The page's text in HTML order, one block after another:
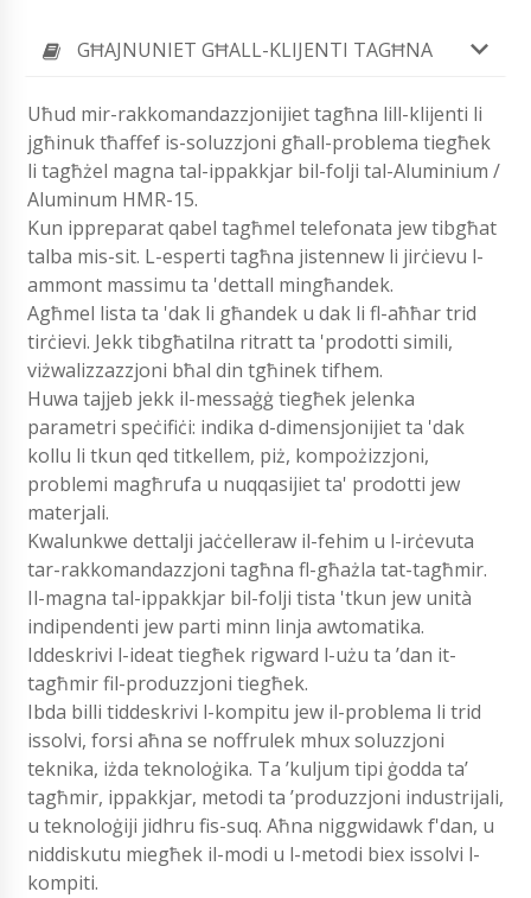
GĦAJNUNIET GĦALL-KLIJENTI TAGĦNA
Uħud mir-rakkomandazzjonijiet tagħna lill-klijenti li
jgħinuk tħaffef is-soluzzjoni għall-problema tiegħek
li tagħżel magna tal-ippakkjar bil-folji tal-Aluminium /
Aluminum HMR-15.
Kun ippreparat qabel tagħmel telefonata jew tibgħat
talba mis-sit. L-esperti tagħna jistennew li jirċievu l-
ammont massimu ta 'dettall mingħandek.
Agħmel lista ta 'dak li għandek u dak li fl-aħħar trid
tirċievi. Jekk tibgħatilna ritratt ta 'prodotti simili,
viżwalizzazzjoni bħal din tgħinek tifhem.
Huwa tajjeb jekk il-messaġġ tiegħek jelenka
parametri speċifiċi: indika d-dimensjonijiet ta 'dak
kollu li tkun qed titkellem, piż, kompożizzjoni,
problemi magħrufa u nuqqasijiet ta' prodotti jew
materjali.
Kwalunkwe dettalji jaċċelleraw il-fehim u l-irċevuta
tar-rakkomandazzjoni tagħna fl-għażla tat-tagħmir.
Il-magna tal-ippakkjar bil-folji tista 'tkun jew unità
indipendenti jew parti minn linja awtomatika.
Iddeskrivi l-ideat tiegħek rigward l-użu ta ’dan it-
tagħmir fil-produzzjoni tiegħek.
Ibda billi tiddeskrivi l-kompitu jew il-problema li trid
issolvi, forsi aħna se noffrulek mhux soluzzjoni
teknika, iżda teknoloġika. Ta ’kuljum tipi ġodda ta’
tagħmir, ippakkjar, metodi ta ’produzzjoni industrijali,
u teknoloġiji jidhru fis-suq. Aħna niggwidawk f'dan, u
niddiskutu miegħek il-modi u l-metodi biex issolvi l-
kompiti.